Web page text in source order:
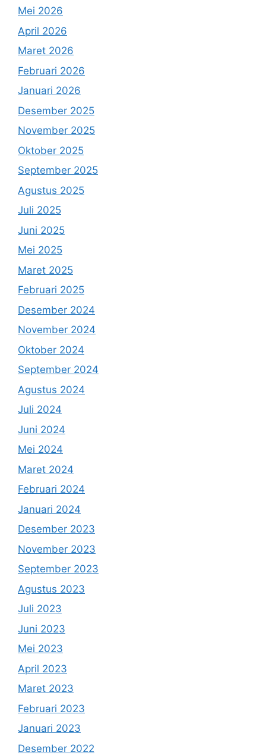
Mei 2026
April 2026
Maret 2026
Februari 2026
Januari 2026
Desember 2025
November 2025
Oktober 2025
September 2025
Agustus 2025
Juli 2025
Juni 2025
Mei 2025
Maret 2025
Februari 2025
Desember 2024
November 2024
Oktober 2024
September 2024
Agustus 2024
Juli 2024
Juni 2024
Mei 2024
Maret 2024
Februari 2024
Januari 2024
Desember 2023
November 2023
September 2023
Agustus 2023
Juli 2023
Juni 2023
Mei 2023
April 2023
Maret 2023
Februari 2023
Januari 2023
Desember 2022